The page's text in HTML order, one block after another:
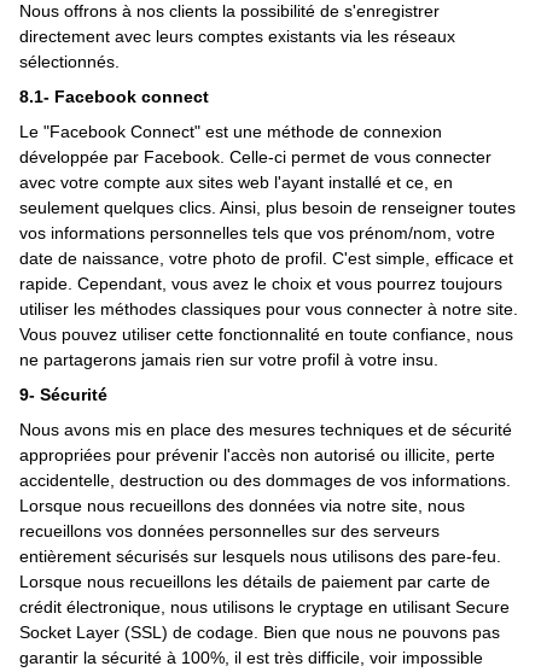
Nous offrons à nos clients la possibilité de s'enregistrer
directement avec leurs comptes existants via les réseaux
sélectionnés.
8.1- Facebook connect
Le "Facebook Connect" est une méthode de connexion
développée par Facebook. Celle-ci permet de vous connecter
avec votre compte aux sites web l'ayant installé et ce, en
seulement quelques clics. Ainsi, plus besoin de renseigner toutes
vos informations personnelles tels que vos prénom/nom, votre
date de naissance, votre photo de profil. C'est simple, efficace et
rapide. Cependant, vous avez le choix et vous pourrez toujours
utiliser les méthodes classiques pour vous connecter à notre site.
Vous pouvez utiliser cette fonctionnalité en toute confiance, nous
ne partagerons jamais rien sur votre profil à votre insu.
9- Sécurité
Nous avons mis en place des mesures techniques et de sécurité
appropriées pour prévenir l'accès non autorisé ou illicite, perte
accidentelle, destruction ou des dommages de vos informations.
Lorsque nous recueillons des données via notre site, nous
recueillons vos données personnelles sur des serveurs
entièrement sécurisés sur lesquels nous utilisons des pare-feu.
Lorsque nous recueillons les détails de paiement par carte de
crédit électronique, nous utilisons le cryptage en utilisant Secure
Socket Layer (SSL) de codage. Bien que nous ne pouvons pas
garantir la sécurité à 100%, il est très difficile, voir impossible